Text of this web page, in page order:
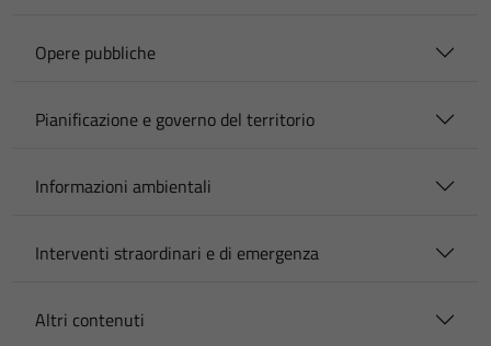
Opere pubbliche
Pianificazione e governo del territorio
Informazioni ambientali
Interventi straordinari e di emergenza
Altri contenuti